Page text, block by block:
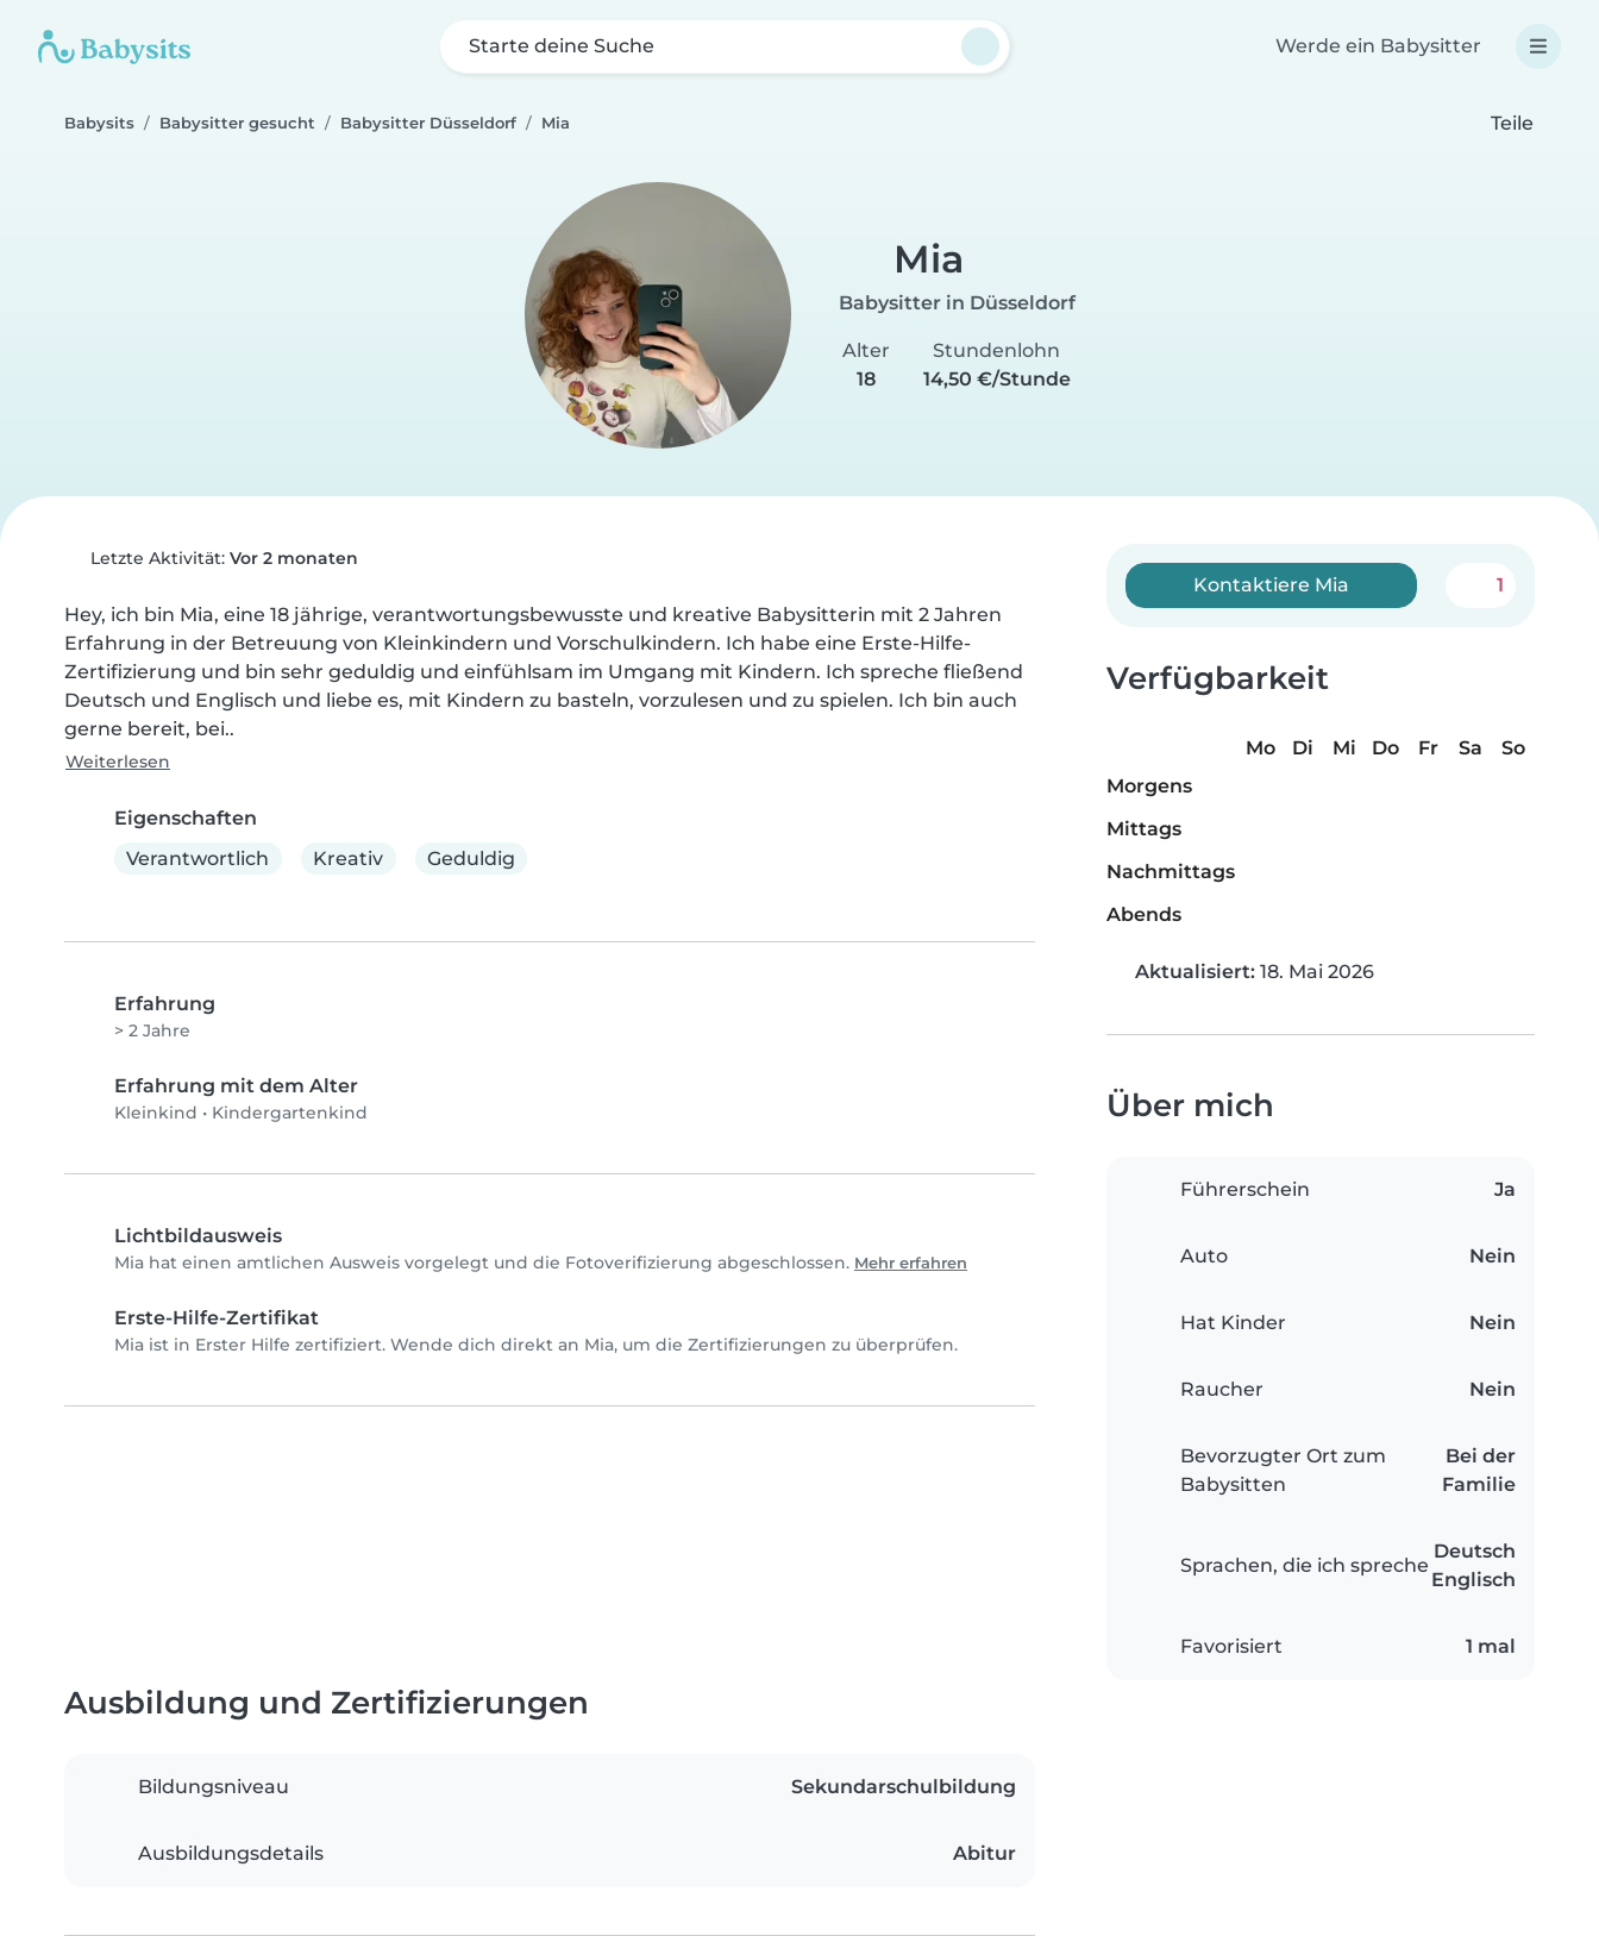
Starte deine Suche Werde ein Babysitter
Babysits Babysitter gesucht Babysitter Düsseldorf Mia Teile
Mia
Babysitter in Düsseldorf
Alter
18
Stundenlohn
14,50 €/Stunde
Letzte Aktivität: Vor 2 monaten
Hey, ich bin Mia, eine 18 jährige, verantwortungsbewusste und kreative Babysitterin mit 2 Jahren
Erfahrung in der Betreuung von Kleinkindern und Vorschulkindern. Ich habe eine Erste-Hilfe-
Zertifizierung und bin sehr geduldig und einfühlsam im Umgang mit Kindern. Ich spreche fließend
Deutsch und Englisch und liebe es, mit Kindern zu basteln, vorzulesen und zu spielen. Ich bin auch
gerne bereit, bei..
Weiterlesen
Eigenschaften
Verantwortlich
Kreativ Geduldig
Erfahrung
> 2 Jahre
Erfahrung mit dem Alter
Kleinkind • Kindergartenkind
Lichtbildausweis
Mia hat einen amtlichen Ausweis vorgelegt und die Fotoverifizierung abgeschlossen. Mehr erfahren
Erste-Hilfe-Zertifikat
Mia ist in Erster Hilfe zertifiziert. Wende dich direkt an Mia, um die Zertifizierungen zu überprüfen.
Kontaktiere Mia 1
Verfügbarkeit
Mo Di Mi Do Fr Sa
So
Morgens
Mittags
Nachmittags
Abends
Aktualisiert: 18. Mai 2026
Über mich
Führerschein Ja
Auto Nein
Hat Kinder Nein
Raucher Nein
Bevorzugter Ort zum
Babysitten
Bei der
Familie
Sprachen, die ich spreche
Deutsch
Englisch
Favorisiert 1 mal
Ausbildung und Zertifizierungen
Bildungsniveau Sekundarschulbildung
Ausbildungsdetails Abitur